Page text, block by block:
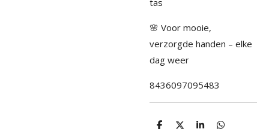
tas
🌸 Voor mooie,
verzorgde handen – elke
dag weer
8436097095483
D
D
S
D